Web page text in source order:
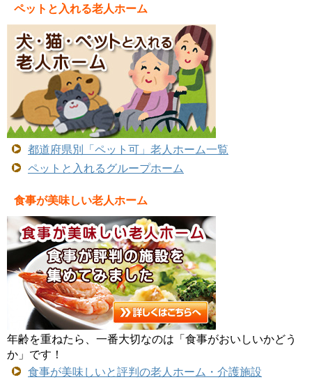
ペットと入れる老人ホーム
都道府県別「ペット可」老人ホーム一覧
ペットと入れるグループホーム
食事が美味しい老人ホーム
年齢を重ねたら、一番大切なのは「食事がおいしいかどう
か」です！
食事が美味しいと評判の老人ホーム・介護施設